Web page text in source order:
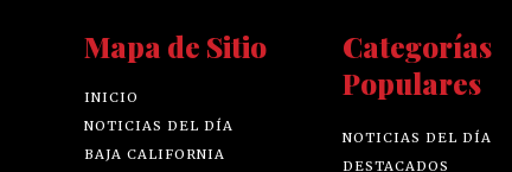
Mapa de Sitio
INICIO
NOTICIAS DEL DÍA
BAJA CALIFORNIA
Categorías
Populares
NOTICIAS DEL DÍA
DESTACADOS